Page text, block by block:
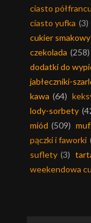
ciasto
ciasto yufka (3)
cukier smakowy
czekolada (258)
dodatki do
jabłeczniki-
kawa (64)
lody-sorbety
miód (509)
pączki i faworki
suflety (3)
weekendowa